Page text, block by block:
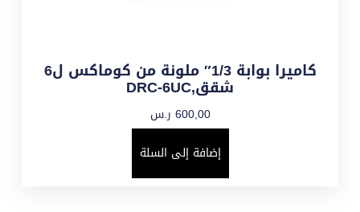
كاميرا بوابة 1/3″ ملونة من كوماكس ل6
شقق,DRC-6UC
600,00 ر.س
إضافة إلى السلة